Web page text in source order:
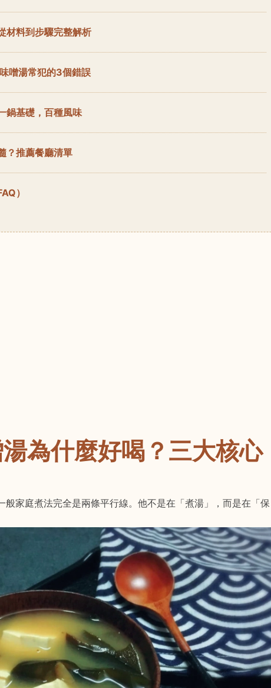
材料到步驟完整解析
噌湯常犯的3個錯誤
鍋基礎，百種風味
？推薦餐廳清單
）
為什麼好喝？三大核心
般家庭煮法完全是兩條平行線。他不是在「煮湯」，而是在「保